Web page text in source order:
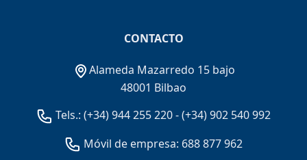
CONTACTO
Alameda Mazarredo 15 bajo
48001 Bilbao
Tels.: (+34) 944 255 220-(+34) 902 540 992
Móvil de empresa: 688 877 962